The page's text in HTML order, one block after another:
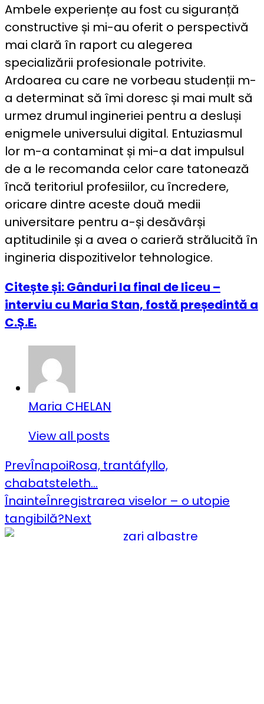
Ambele experiențe au fost cu siguranță
constructive și mi-au oferit o perspectivă
mai clară în raport cu alegerea
specializării profesionale potrivite.
Ardoarea cu care ne vorbeau studenții m-
a determinat să îmi doresc și mai mult să
urmez drumul ingineriei pentru a desluși
enigmele universului digital. Entuziasmul
lor m-a contaminat și mi-a dat impulsul
de a le recomanda celor care tatonează
încă teritoriul profesiilor, cu încredere,
oricare dintre aceste două medii
universitare pentru a-și desăvârși
aptitudinile și a avea o carieră strălucită în
ingineria dispozitivelor tehnologice.
Citește și: Gânduri la final de liceu –
interviu cu Maria Stan, fostă președintă a
C.Ș.E.
Maria CHELAN
View all posts
PrevÎnapoiRosa, trantáfyllo,
chabatsteleth…
ÎnainteÎnregistrarea viselor – o utopie
tangibilă?Next